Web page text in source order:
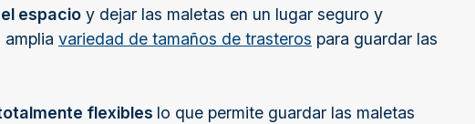
espacio y dejar las maletas en un lugar seguro y
variedad de tamaños de trasteros para guardar las
flexibles lo que permite guardar las maletas